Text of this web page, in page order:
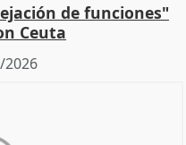
de funciones"
Ceuta
2026